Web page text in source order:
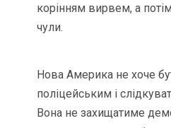
корінням вирвем, а
чули.
Нова Америка не хоче
поліцейським і
Вона не захищатиме